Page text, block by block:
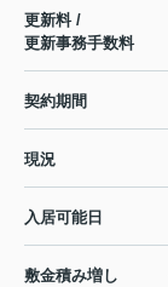
更新料 /
更新事務手数料
契約期間
現況
入居可能日
敷金積み増し